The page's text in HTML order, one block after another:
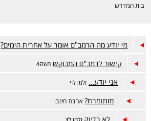
בית המדרש
מי יודע מה הרמב"ם אומר על אחרית הימים?
קישור לרמב"ם המבוקש משה4
אני יודע... זלמן לוי
מזתומרת? אהבת חינם